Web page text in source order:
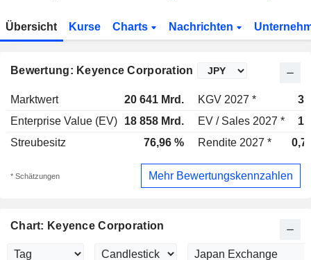
Übersicht Kurse Charts Nachrichten
Bewertung: Keyence Corporation
Marktwert 20 641 Mrd. KGV 2027 *
Enterprise Value (EV)
18 858 Mrd. EV / Sales 2027 *
Streubesitz
76,96 % Rendite 2027 *
* Schätzungen Mehr Bewertungskennzahlen
Chart: Keyence Corporation